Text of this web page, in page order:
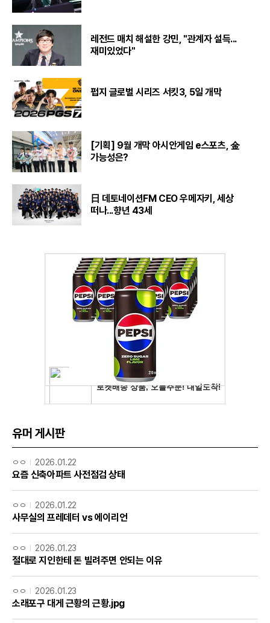
레전드 매치 해설한 강민, "관계자 설득...
재미있었다"
펍지 글로벌 시리즈 서킷3, 5일 개막
[기획] 9월 개막 아시안게임 e스포츠, 金
가능성은?
日 데토네이션FM CEO 우메자키, 세상
떠나...향년 43세
유머 게시판
ㅇㅇ 2026.01.22
요즘 신축아파트 사전점검 상태
ㅇㅇ 2026.01.22
사무실의 프레데터 vs 에이리언
ㅇㅇ 2026.01.23
절대로 지인한테 돈 빌려주면 안되는 이유
ㅇㅇ 2026.01.23
소래포구 대게 근황의 근황.jpg